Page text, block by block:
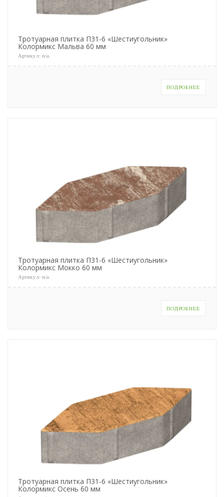
Тротуарная плитка П31-6 «Шестиугольник»
Колормикс Мальва 60 мм
Артикул: n/a
ПОДРОБНЕЕ
Тротуарная плитка П31-6 «Шестиугольник»
Колормикс Мокко 60 мм
Артикул: n/a
ПОДРОБНЕЕ
Тротуарная плитка П31-6 «Шестиугольник»
Колормикс Осень 60 мм